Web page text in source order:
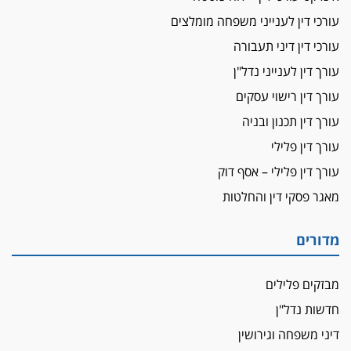
על המידתיות
ביה"ד המשמעתי ביטל השעיה לצמיתות של
עורכת-דין שהביעה שמחה ב-7 באוקטובר
אשם
עו"ד הלל בבייב הורשע בהונאת עשרות לקוחות,
ההסדר: 7-9 שנות מאסר
דין ומקרקעין
עורך דין ברמת השרון נחקר בחשד למרמה בעסקת
תובעת משטרתית פוטרה בחשד לעישון סמים
שנחשף בפעילות בלשים בטלגרם
לא בכל יום
הכנסת אישרה
הגבלת שכר טרחה בייצוג נכי צה"ל ונפגעי פעולות
עורכי דין לענייני משפחה מומלצים
עורכי דין דיני תעבורה
עורך דין לענייני נדל"ן
עורך דין רישוי עסקים
עורך דין תכנון ובניה
עורך דין פלילי
עורך דין פלילי – אסף דוק
מאגר פסקי דין והחלטות
מדורים
מבזקים פלילים
חדשות נדל"ן
דיני משפחה וגירושין